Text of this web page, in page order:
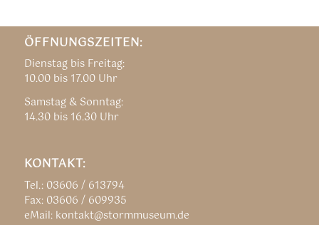
ÖFFNUNGSZEITEN:
Dienstag bis Freitag:
10.00 bis 17.00 Uhr
Samstag & Sonntag:
14.30 bis 16.30 Uhr
KONTAKT:
Tel.: 03606 / 613794
Fax: 03606 / 609935
eMail: kontakt@stormmuseum.de